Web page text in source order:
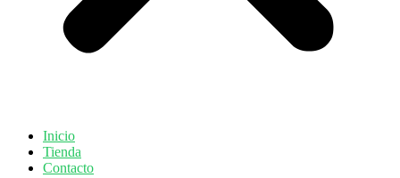
Inicio
Tienda
Contacto